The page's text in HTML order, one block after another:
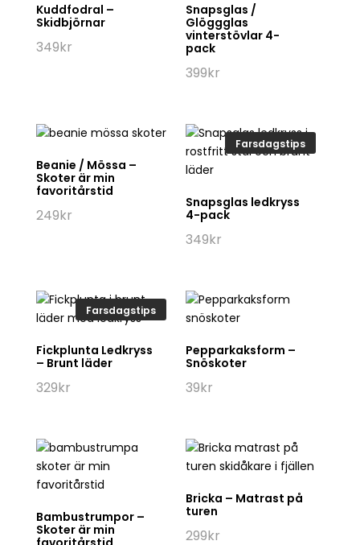
Kuddfodral –
Skidbjörnar
349kr
Snapsglas /
Glöggglas
vinterstövlar 4-
pack
399kr
Beanie / Mössa –
Skoter är min
favoritårstid
249kr
Farsdagstips
Snapsglas ledkryss
4-pack
349kr
Farsdagstips
Fickplunta Ledkryss
– Brunt läder
329kr
Pepparkaksform –
Snöskoter
39kr
Bambustrumpor –
Skoter är min
Bricka – Matrast på
turen
299kr